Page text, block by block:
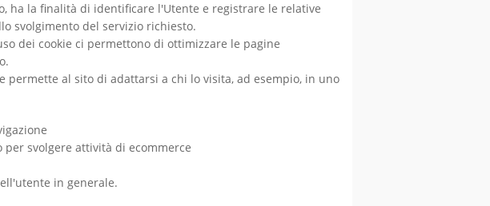
ha la finalità di identificare l'Utente e registrare le relative
svolgimento del servizio richiesto.
dei cookie ci permettono di ottimizzare le pagine
permette al sito di adattarsi a chi lo visita, ad esempio, in uno
svolgere attività di ecommerce
in generale.